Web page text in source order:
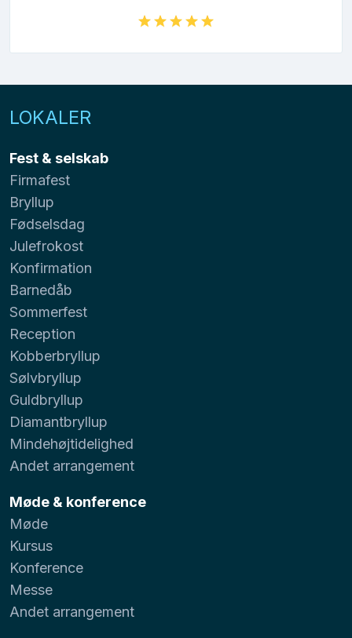
LOKALER
Fest & selskab
Firmafest
Bryllup
Fødselsdag
Julefrokost
Konfirmation
Barnedåb
Sommerfest
Reception
Kobberbryllup
Sølvbryllup
Guldbryllup
Diamantbryllup
Mindehøjtidelighed
Andet arrangement
Møde & konference
Møde
Kursus
Konference
Messe
Andet arrangement